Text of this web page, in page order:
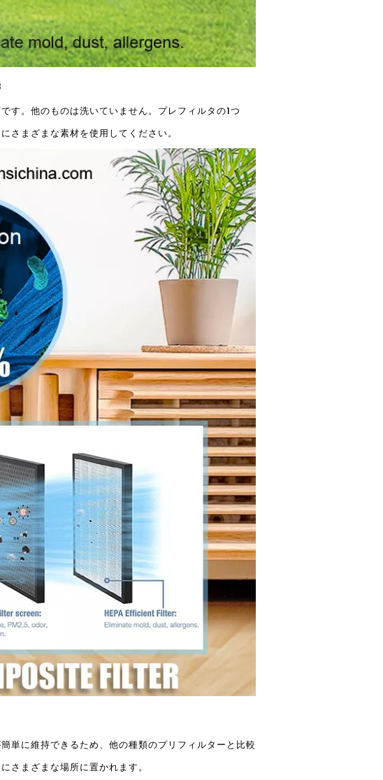
す。他のものは洗いていません。プレフィルタの1つ
さまざまな素材を使用してください。
単に維持できるため、他の種類のプリフィルターと比較
さまざまな場所に置かれます。